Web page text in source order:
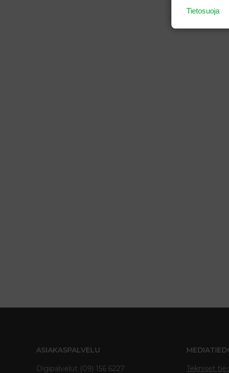
ASIAKASPALVELU
Digipalvelut (09) 156 6227 Tekniset
Tietosuoja